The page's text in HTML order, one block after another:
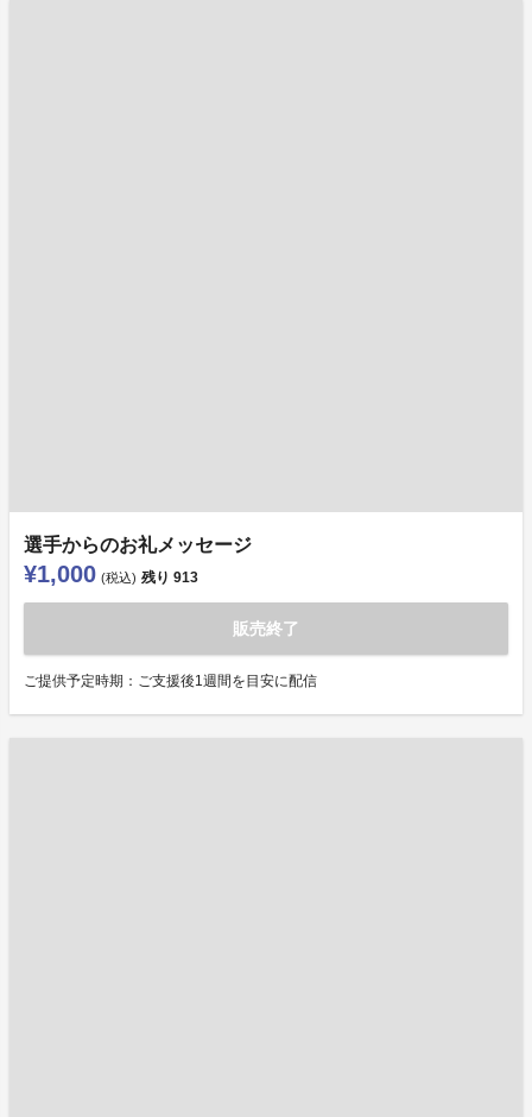
選手からのお礼メッセージ
¥1,000 (税込) 残り 913
販売終了
ご提供予定時期：ご支援後1週間を目安に配信